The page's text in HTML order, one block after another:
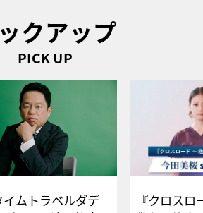
クアップ
PICK UP
イムトラベルダデ
『クロス